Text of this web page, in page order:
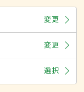
変更
変更
選択